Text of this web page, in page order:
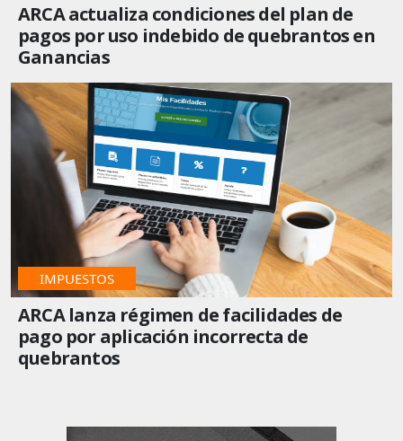
ARCA actualiza condiciones del plan de
pagos por uso indebido de quebrantos en
Ganancias
IMPUESTOS
ARCA lanza régimen de facilidades de
pago por aplicación incorrecta de
quebrantos